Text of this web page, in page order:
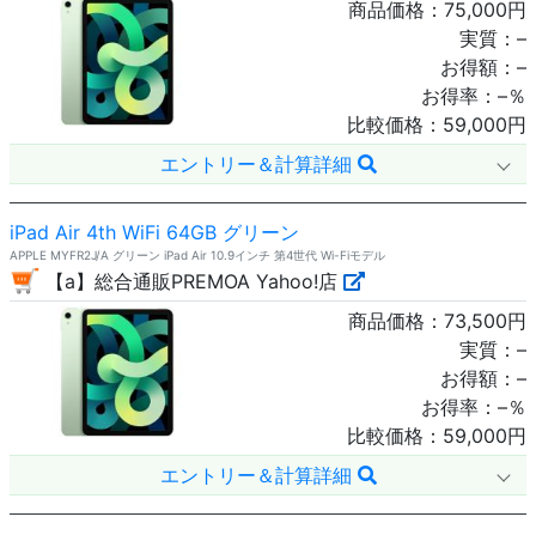
商品価格： 75,000円
実質： –
お得額： –
お得率： –％
比較価格： 59,000円
エントリー＆計算詳細
iPad Air 4th WiFi 64GB グリーン
APPLE MYFR2J/A グリーン iPad Air 10.9インチ 第4世代 Wi-Fiモデル
【a】総合通販PREMOA Yahoo!店
商品価格： 73,500円
実質： –
お得額： –
お得率： –％
比較価格： 59,000円
エントリー＆計算詳細